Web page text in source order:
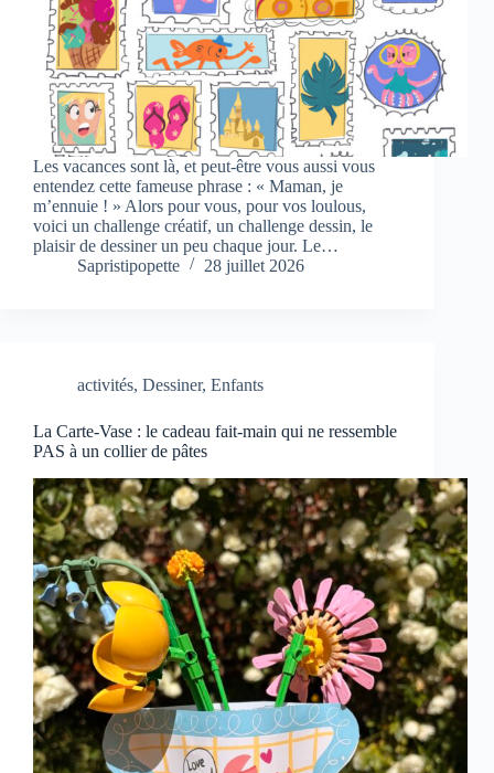
Les vacances sont là, et peut-être vous aussi vous
entendez cette fameuse phrase : « Maman, je
m’ennuie ! » Alors pour vous, pour vos loulous,
voici un challenge créatif, un challenge dessin, le
plaisir de dessiner un peu chaque jour. Le…
Sapristipopette
28 juillet 2026
activités, Dessiner, Enfants
La Carte-Vase : le cadeau fait-main qui ne ressemble
PAS à un collier de pâtes